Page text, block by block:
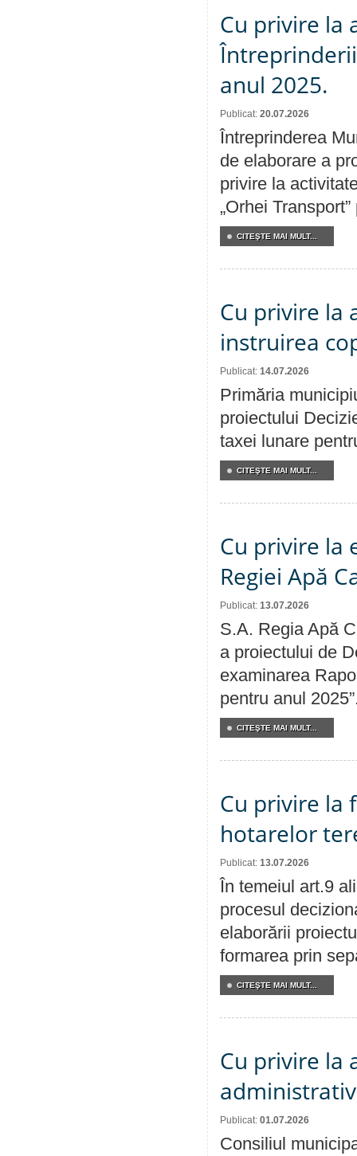
Cu privire la
anul 2025.
Publicat: 20.07.2026
Întreprinderea
de elaborare a
privire la
„Orhei
CITEŞTE MAI MULT...
Cu privire la
instruirea
Publicat: 14.07.2026
Primăria
proiectului
taxei lunare
CITEŞTE MAI MULT...
Cu privire la
Regiei Apă
Publicat: 13.07.2026
S.A. Regia Apă
a proiectului de
examinarea
pentru anul
CITEŞTE MAI MULT...
Cu privire la
hotarelor
Publicat: 13.07.2026
În temeiul art.9
procesul
elaborării
formarea prin
CITEŞTE MAI MULT...
Cu privire la
Publicat: 01.07.2026
Consiliul